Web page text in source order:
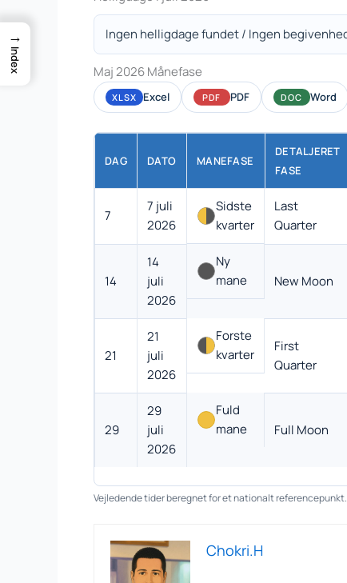
Ingen helligdage fundet / Ingen
Maj 2026 Månefase
XLSX Excel PDF PDF DOC Word
DAG DATO MANEFASE
DETALJERET
FASE
7
7 juli
2026
Sidste
kvarter
Last
Quarter
14
14
juli
2026
Ny
mane
New Moon
21
21
juli
2026
Forste
kvarter
First
Quarter
29
29
juli
2026
Fuld
mane
Full Moon
Vejledende tider beregnet for et nationalt referencepunkt.
Chokri.H
→
Index